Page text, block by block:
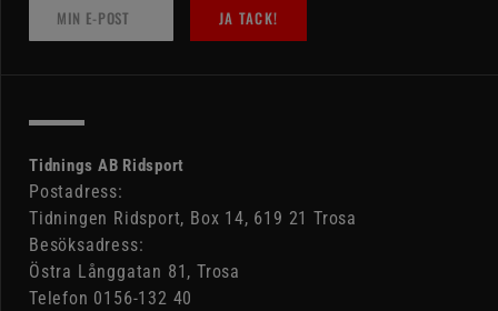
JA TACK!
Tidnings AB Ridsport
Postadress:
Tidningen Ridsport, Box 14, 619 21 Trosa
Besöksadress:
Östra Långgatan 81, Trosa
Telefon 0156-132 40